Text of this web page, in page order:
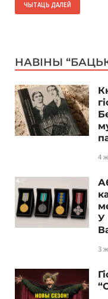
ЧЫТАЦЬ ДАЛЕЙ
НАВІНЫ
4
У
3